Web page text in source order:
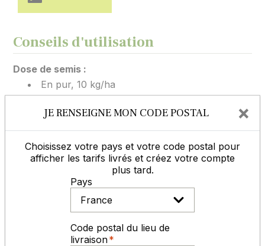
Conseils d'utilisation
Dose de semis :
En pur, 10 kg/ha
Profondeur de semis :
0,5 cm maximum
Les dates de semis préconisées dans les
caractéristiques principales du produit, sont des
périodes les plus courantes, il faut dans certains cas
les adapter suivant le climat et l'altitude, afin de
permettre à la prairie de s'implanter correctement
pour pouvoir résister à une période de froid ou de
JE RENSEIGNE MON CODE POSTAL ×
Choisissez votre pays et votre code postal pour
afficher les tarifs livrés et créez votre compte
plus tard.
Pays
Code postal du lieu de
livraison